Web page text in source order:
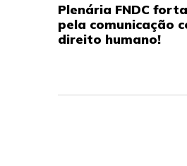
Plenária FNDC
pela comunicação
direito humano!